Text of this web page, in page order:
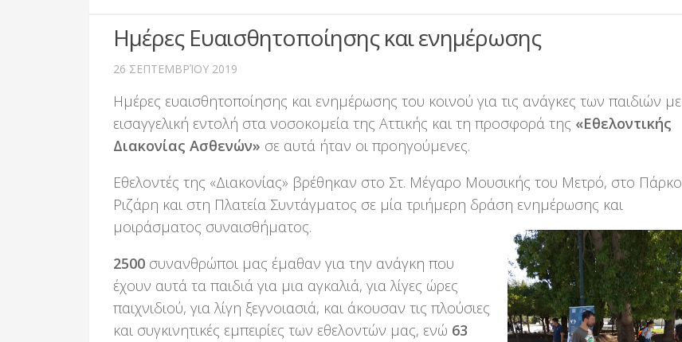
Ημέρες Ευαισθητοποίησης και ενημέρωσης
26 ΣΕΠΤΕΜΒΡΊΟΥ 2019
Ημέρες ευαισθητοποίησης και ενημέρωσης του κοινού για τις ανάγκες των παιδιών με
εισαγγελική εντολή στα νοσοκομεία της Αττικής και τη προσφορά της «Εθελοντικής
Διακονίας Ασθενών» σε αυτά ήταν οι προηγούμενες.
Εθελοντές της «Διακονίας» βρέθηκαν στο Στ. Μέγαρο Μουσικής του Μετρό, στο Πάρκο
Ριζάρη και στη Πλατεία Συντάγματος σε μία τριήμερη δράση ενημέρωσης και
μοιράσματος συναισθήματος.
2500 συνανθρώποι μας έμαθαν για την ανάγκη που
έχουν αυτά τα παιδιά για μια αγκαλιά, για λίγες ώρες
παιχνιδιού, για λίγη ξεγνοιασιά, και άκουσαν τις πλούσιες
και συγκινητικές εμπειρίες των εθελοντών μας, ενώ 63